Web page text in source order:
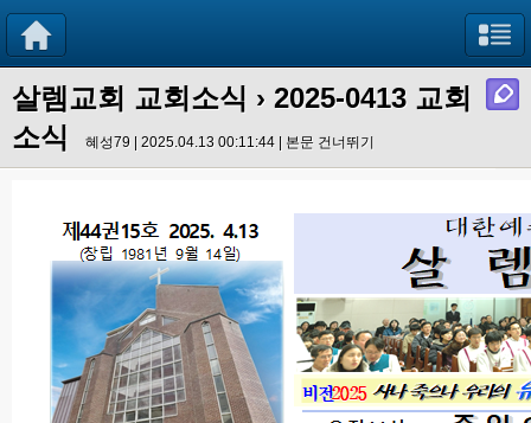
살렘교회 교회소식 › 2025-0413 교회
소식
혜성79 | 2025.04.13 00:11:44 | 본문 건너뛰기